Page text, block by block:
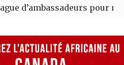
pour renforcer